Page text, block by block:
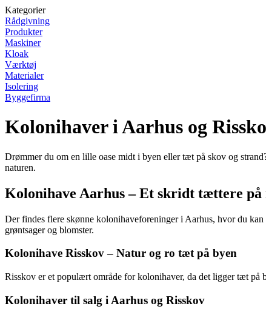
Kategorier
Rådgivning
Produkter
Maskiner
Kloak
Værktøj
Materialer
Isolering
Byggefirma
Kolonihaver i Aarhus og
Drømmer du om en lille oase midt i byen eller tæt på skov og
naturen.
Kolonihave Aarhus – Et skridt tættere på
Der findes flere skønne kolonihaveforeninger i Aarhus, hvor du
grøntsager og blomster.
Kolonihave Risskov – Natur og ro tæt på byen
Risskov er et populært område for kolonihaver, da det ligger tæt på
Kolonihaver til salg i Aarhus og Risskov